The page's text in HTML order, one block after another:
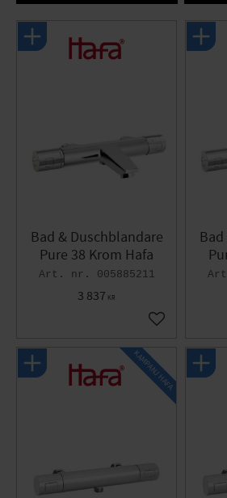
Bad & Duschblandare
Pure 38 Krom Hafa
005885211
3 837 KR
Lägg till i
KAMPANJ HAFA